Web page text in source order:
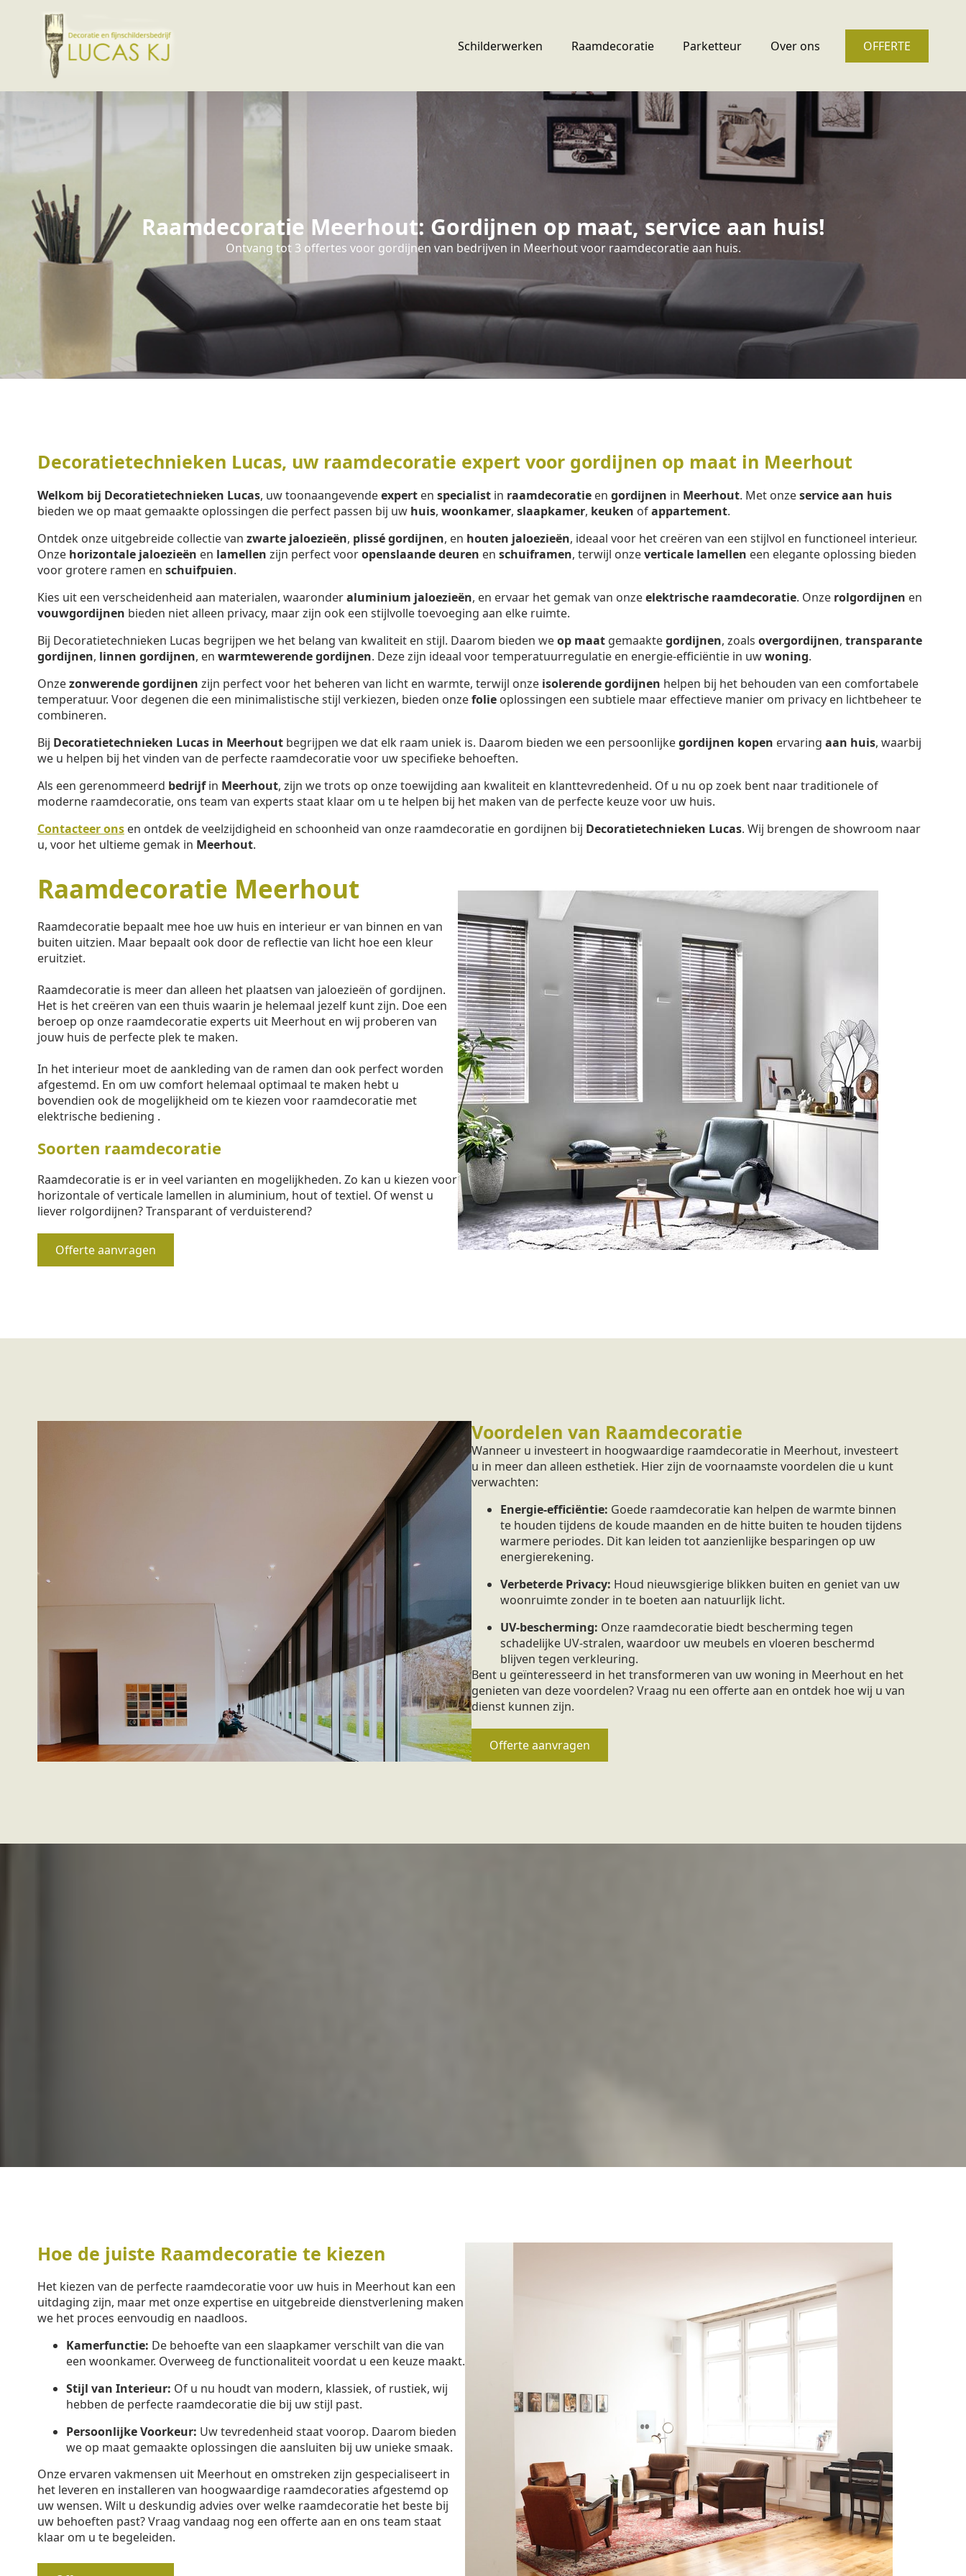
Schilderwerken Raamdecoratie Parketteur Over ons OFFERTE
Raamdecoratie Meerhout: Gordijnen op maat, service aan huis!
Ontvang tot 3 offertes voor gordijnen van bedrijven in Meerhout voor raamdecoratie aan huis.
Decoratietechnieken Lucas, uw raamdecoratie expert voor gordijnen op maat in Meerhout
Welkom bij Decoratietechnieken Lucas, uw toonaangevendeexpert en specialist in raamdecoratie en gordijnen in Meerhout. Met onzeservice aan huis
bieden we op maat gemaakte oplossingen die perfect passen bij uw huis, woonkamer, slaapkamer, keuken ofappartement.
Ontdek onze uitgebreide collectie van zwarte jaloezieën, plissé gordijnen, en houten jaloezieën, ideaal voor het creëren van een stijlvol en functioneel interieur.
Onze horizontale jaloezieën en lamellen zijn perfect vooropenslaande deuren en schuiframen, terwijl onzeverticale lamellen een elegante oplossing bieden
voor grotere ramen en schuifpuien.
Kies uit een verscheidenheid aan materialen, waaronderaluminium jaloezieën, en ervaar het gemak van onzeelektrische raamdecoratie. Onze rolgordijnen en
vouwgordijnen bieden niet alleen privacy, maar zijn ook een stijlvolle toevoeging aan elke ruimte.
Bij Decoratietechnieken Lucas begrijpen we het belang van kwaliteit en stijl. Daarom bieden weop maat gemaaktegordijnen, zoals overgordijnen, transparante
gordijnen, linnen gordijnen, en warmtewerende gordijnen. Deze zijn ideaal voor temperatuurregulatie en energie-efficiëntie in uwwoning.
Onzezonwerende gordijnen zijn perfect voor het beheren van licht en warmte, terwijl onze isolerende gordijnen helpen bij het behouden van een comfortabele
temperatuur. Voor degenen die een minimalistische stijl verkiezen, bieden onzefolie oplossingen een subtiele maar effectieve manier om privacy en lichtbeheer te
combineren.
Bij Decoratietechnieken Lucas in Meerhout begrijpen we dat elk raam uniek is. Daarom bieden we een persoonlijkegordijnen kopen ervaring aan huis, waarbij
we u helpen bij het vinden van de perfecte raamdecoratie voor uw specifieke behoeften.
Als een gerenommeerd bedrijfin Meerhout, zijn we trots op onze toewijding aan kwaliteit en klanttevredenheid. Of u nu op zoek bent naar traditionele of
moderne raamdecoratie, ons team van experts staat klaar om u te helpen bij het maken van de perfecte keuze voor uw huis.
Contacteer ons en ontdek de veelzijdigheid en schoonheid van onze raamdecoratie en gordijnen bij Decoratietechnieken Lucas. Wij brengen de showroom naar
u, voor het ultieme gemak in Meerhout.
Raamdecoratie Meerhout
Raamdecoratie bepaalt mee hoe uw huis en interieur er van binnen en van
buiten uitzien. Maar bepaalt ook door de reflectie van licht hoe een kleur
eruitziet.
Raamdecoratie is meer dan alleen het plaatsen van jaloezieën of gordijnen.
Het is het creëren van een thuis waarin je helemaal jezelf kunt zijn. Doe een
beroep op onze raamdecoratie experts uit Meerhout en wij proberen van
jouw huis de perfecte plek te maken.
In het interieur moet de aankleding van de ramen dan ook perfect worden
afgestemd. En om uw comfort helemaal optimaal te maken hebt u
bovendien ook de mogelijkheid om te kiezen voor raamdecoratie met
elektrische bediening .
Soorten raamdecoratie
Raamdecoratie is er in veel varianten en mogelijkheden. Zo kan u kiezen voor
horizontale of verticale lamellen in aluminium, hout of textiel. Of wenst u
liever rolgordijnen? Transparant of verduisterend?
Offerte aanvragen
Voordelen van Raamdecoratie
Wanneer u investeert in hoogwaardige raamdecoratie in Meerhout, investeert
u in meer dan alleen esthetiek. Hier zijn de voornaamste voordelen die u kunt
verwachten:
Energie-efficiëntie: Goede raamdecoratie kan helpen de warmte binnen
te houden tijdens de koude maanden en de hitte buiten te houden tijdens
warmere periodes. Dit kan leiden tot aanzienlijke besparingen op uw
energierekening.
Verbeterde Privacy: Houd nieuwsgierige blikken buiten en geniet van uw
woonruimte zonder in te boeten aan natuurlijk licht.
UV-bescherming: Onze raamdecoratie biedt bescherming tegen
schadelijke UV-stralen, waardoor uw meubels en vloeren beschermd
blijven tegen verkleuring.
Bent u geïnteresseerd in het transformeren van uw woning in Meerhout en het
genieten van deze voordelen? Vraag nu een offerte aan en ontdek hoe wij u van
dienst kunnen zijn.
Offerte aanvragen
Hoe de juiste Raamdecoratie te kiezen
Het kiezen van de perfecte raamdecoratie voor uw huis in Meerhout kan een
uitdaging zijn, maar met onze expertise en uitgebreide dienstverlening maken
we het proces eenvoudig en naadloos.
Kamerfunctie: De behoefte van een slaapkamer verschilt van die van
een woonkamer. Overweeg de functionaliteit voordat u een keuze maakt.
Stijl van Interieur: Of u nu houdt van modern, klassiek, of rustiek, wij
hebben de perfecte raamdecoratie die bij uw stijl past.
Persoonlijke Voorkeur: Uw tevredenheid staat voorop. Daarom bieden
we op maat gemaakte oplossingen die aansluiten bij uw unieke smaak.
Onze ervaren vakmensen uit Meerhout en omstreken zijn gespecialiseert in
het leveren en installeren van hoogwaardige raamdecoraties afgestemd op
uw wensen. Wilt u deskundig advies over welke raamdecoratie het beste bij
uw behoeften past? Vraag vandaag nog een offerte aan en ons team staat
klaar om u te begeleiden.